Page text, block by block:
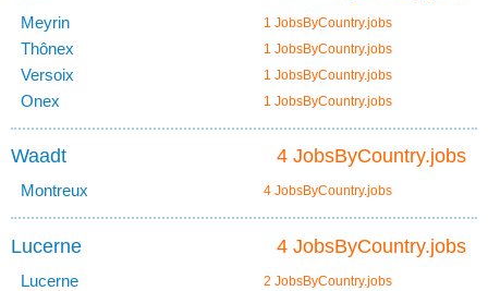
Meyrin 1 JobsByCountry.jobs
Thônex 1 JobsByCountry.jobs
Versoix 1 JobsByCountry.jobs
Onex 1 JobsByCountry.jobs
4 JobsByCountry.jobs
Waadt
Montreux 4 JobsByCountry.jobs
4 JobsByCountry.jobs
Lucerne
Lucerne 2 JobsByCountry.jobs